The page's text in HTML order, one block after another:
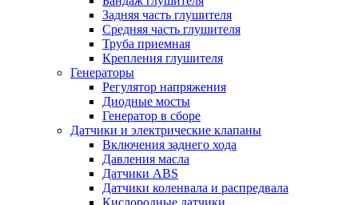
Задняя часть глушителя
Средняя часть глушителя
Труба приемная
Крепления глушителя
Генераторы
Регулятор напряжения
Диодные мосты
Генератор в сборе
Датчики и электрические клапаны
Включения заднего хода
Давления масла
Датчики ABS
Датчики коленвала и распредвала
Кислородные датчики